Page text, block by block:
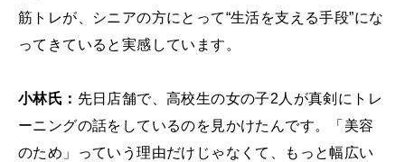
筋トレが、シニアの方にとって“生活を支える手段”にな
ってきていると実感しています。
小林氏： 先日店舗で、高校生の女の子2人が真剣にトレ
ーニングの話をしているのを見かけたんです。「美容
のため」っていう理由だけじゃなくて、もっと幅広い